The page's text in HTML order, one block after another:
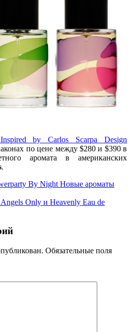
by Carlos Scarpa Design
по цене между $280 и $390 в
аромата в американских
.
By Night Новые ароматы
Only и Heavenly Eau de
Обязательные поля